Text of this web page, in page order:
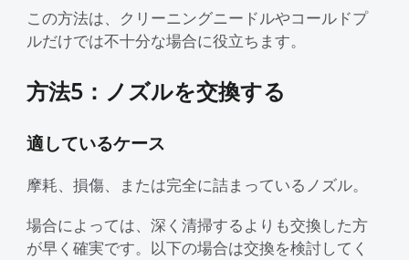
この方法は、クリーニングニードルやコールドプ
ルだけでは不十分な場合に役立ちます。
方法5：ノズルを交換する
適しているケース
摩耗、損傷、または完全に詰まっているノズル。
場合によっては、深く清掃するよりも交換した方
が早く確実です。以下の場合は交換を検討してく